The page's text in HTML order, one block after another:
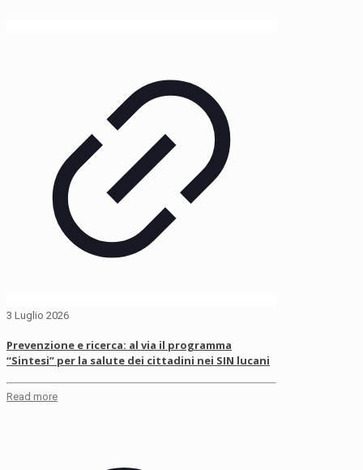
3 Luglio 2026
Prevenzione e ricerca: al via il programma
“Sintesi” per la salute dei cittadini nei SIN lucani
Read more